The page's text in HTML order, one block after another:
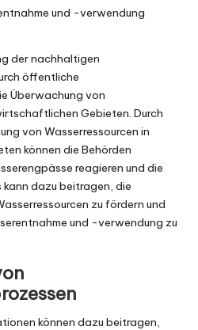
und -verwendung
der nachhaltigen
öffentliche
Überwachung von
Gebieten. Durch
von Wasserressourcen in
können die Behörden
reagieren und die
dazu beitragen, die
zu fördern und
und -verwendung zu
können dazu beitragen,